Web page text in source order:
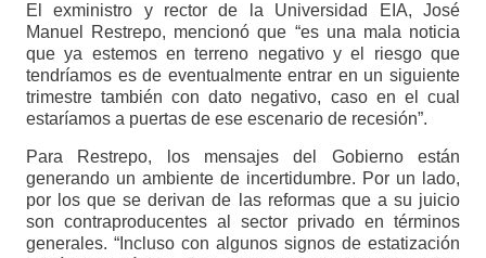
El exministro y rector de la Universidad EIA, José
Manuel Restrepo, mencionó que “es una mala noticia
que ya estemos en terreno negativo y el riesgo que
tendríamos es de eventualmente entrar en un siguiente
trimestre también con dato negativo, caso en el cual
estaríamos a puertas de ese escenario de recesión”.
Para Restrepo, los mensajes del Gobierno están
generando un ambiente de incertidumbre. Por un lado,
por los que se derivan de las reformas que a su juicio
son contraproducentes al sector privado en términos
generales. “Incluso con algunos signos de estatización